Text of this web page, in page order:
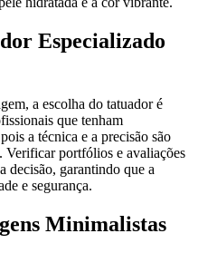
Especializado
a escolha do tatuador é
que tenham
a técnica e a precisão são
Verificar portfólios e avaliações
decisão, garantindo que a
e segurança.
Minimalistas